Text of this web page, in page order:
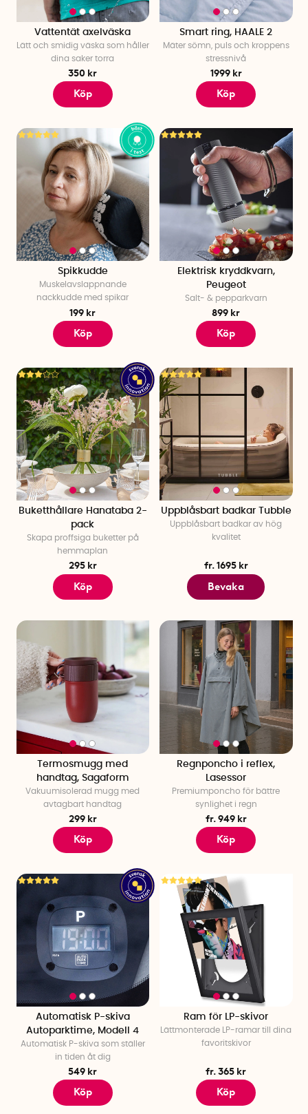
Vattentät axelväska
Lätt och smidig väska som håller
dina saker torra
350 kr
Köp
Smart ring, HAALE 2
Mäter sömn, puls och kroppens
stressnivå
1999 kr
Köp
Spikkudde
Muskelavslappnande
nackkudde med spikar
199 kr
Köp
Elektrisk kryddkvarn,
Peugeot
Salt- & pepparkvarn
899 kr
Köp
Buketthållare Hanataba 2-
pack
Skapa proffsiga buketter på
hemmaplan
295 kr
Köp
Uppblåsbart badkar Tubble
Uppblåsbart badkar av hög
kvalitet
fr. 1695 kr
Bevaka
Termosmugg med
handtag, Sagaform
Vakuumisolerad mugg med
avtagbart handtag
299 kr
Köp
Regnponcho i reflex,
Lasessor
Premiumponcho för bättre
synlighet i regn
fr. 949 kr
Köp
Automatisk P-skiva
Autoparktime, Modell 4
Automatisk P-skiva som ställer
in tiden åt dig
549 kr
Köp
Ram för LP-skivor
Lättmonterade LP-ramar till dina
favoritskivor
fr. 365 kr
Köp